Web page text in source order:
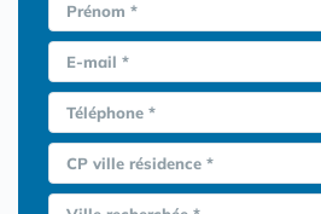
Prénom *
E-mail *
Téléphone *
CP ville résidence *